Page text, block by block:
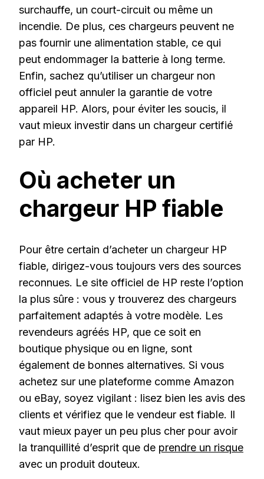
surchauffe, un court-circuit ou même un
incendie. De plus, ces chargeurs peuvent ne
pas fournir une alimentation stable, ce qui
peut endommager la batterie à long terme.
Enfin, sachez qu’utiliser un chargeur non
officiel peut annuler la garantie de votre
appareil HP. Alors, pour éviter les soucis, il
vaut mieux investir dans un chargeur certifié
par HP.
Où acheter un
chargeur HP fiable
Pour être certain d’acheter un chargeur HP
fiable, dirigez-vous toujours vers des sources
reconnues. Le site officiel de HP reste l’option
la plus sûre : vous y trouverez des chargeurs
parfaitement adaptés à votre modèle. Les
revendeurs agréés HP, que ce soit en
boutique physique ou en ligne, sont
également de bonnes alternatives. Si vous
achetez sur une plateforme comme Amazon
ou eBay, soyez vigilant : lisez bien les avis des
clients et vérifiez que le vendeur est fiable. Il
vaut mieux payer un peu plus cher pour avoir
la tranquillité d’esprit que de prendre un risque
avec un produit douteux.